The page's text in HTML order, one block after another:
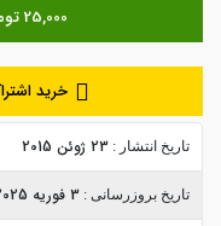
خرید
تاریخ انتشار : 23 ژوئن 2015
تاریخ بروزرسانی : 3 فوریه 2025